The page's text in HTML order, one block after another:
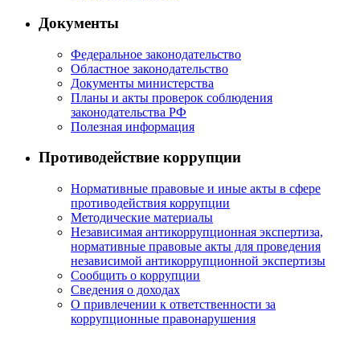
Документы
Федеральное законодательство
Областное законодательство
Документы министерства
Планы и акты проверок соблюдения
законодательства РФ
Полезная информация
Противодействие коррупции
Нормативные правовые и иные акты в сфере
противодействия коррупции
Методические материалы
Независимая антикоррупционная экспертиза,
нормативные правовые акты для проведения
независимой антикоррупционной экспертизы
Сообщить о коррупции
Сведения о доходах
О привлечении к ответственности за
коррупционные правонарушения